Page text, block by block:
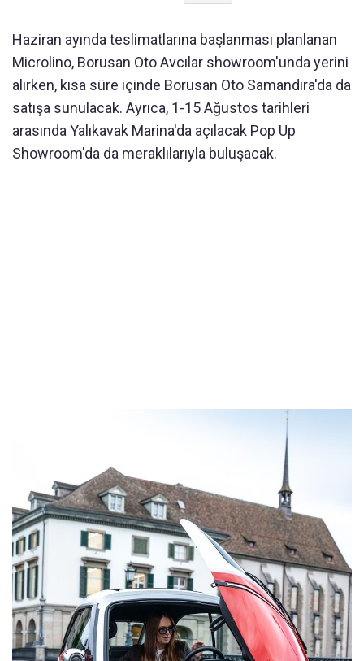
Haziran ayında teslimatlarına başlanması planlanan
Microlino, Borusan Oto Avcılar showroom'unda yerini
alırken, kısa süre içinde Borusan Oto Samandıra'da da
satışa sunulacak. Ayrıca, 1-15 Ağustos tarihleri
arasında Yalıkavak Marina'da açılacak Pop Up
Showroom'da da meraklılarıyla buluşacak.